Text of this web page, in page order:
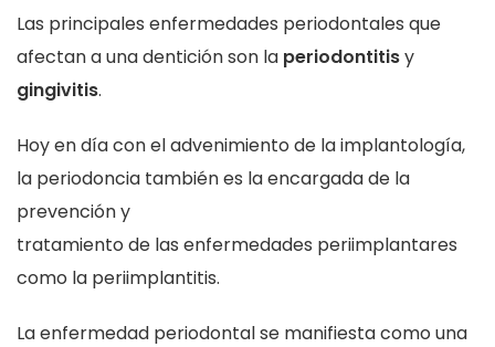
Las principales enfermedades periodontales que
afectan a una dentición son la periodontitisy
gingivitis.
Hoy en día con el advenimiento de la implantología,
la periodoncia también es la encargada de la
prevención y
tratamiento de las enfermedades periimplantares
como la periimplantitis.
La enfermedad periodontal se manifiesta como una